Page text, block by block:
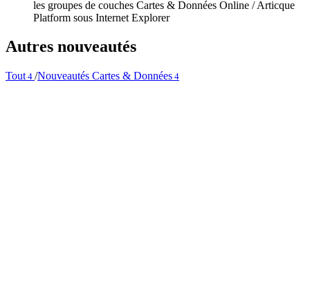
les groupes de couches Cartes & Données Online / Articque
Platform sous Internet Explorer
Autres nouveautés
Tout4 /Nouveautés Cartes & Données 4